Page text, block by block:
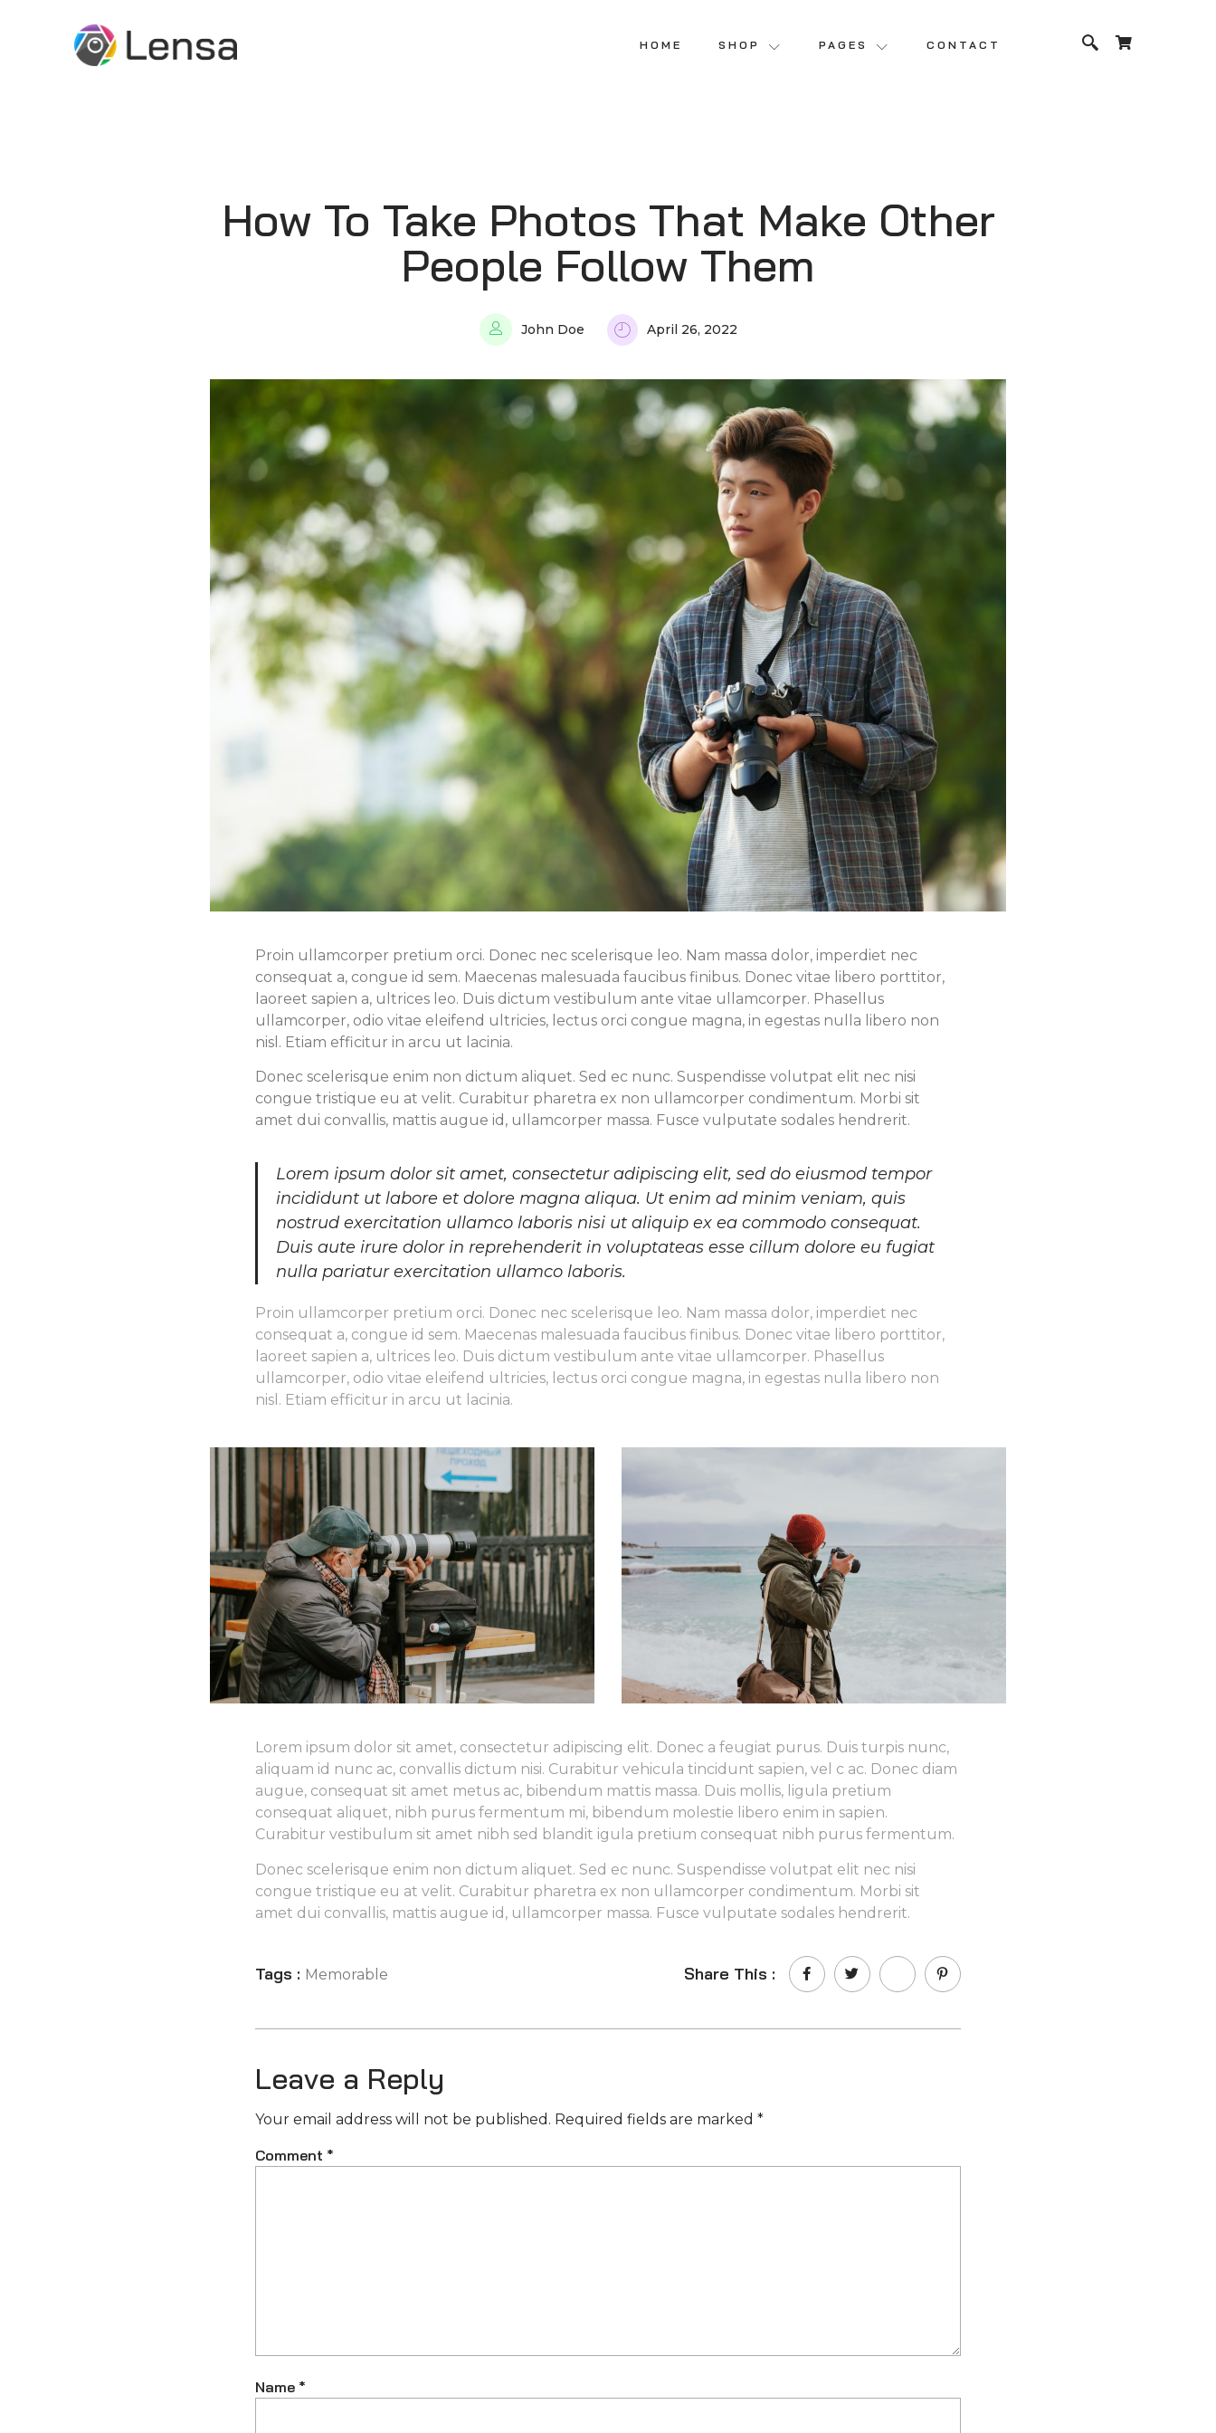
HOME SHOP PAGES CONTACT
How To Take Photos That Make Other
People Follow Them
John Doe April 26, 2022
Proin ullamcorper pretium orci. Donec nec scelerisque leo. Nam massa dolor, imperdiet nec
consequat a, congue id sem. Maecenas malesuada faucibus finibus. Donec vitae libero porttitor,
laoreet sapien a, ultrices leo. Duis dictum vestibulum ante vitae ullamcorper. Phasellus
ullamcorper, odio vitae eleifend ultricies, lectus orci congue magna, in egestas nulla libero non
nisl. Etiam efficitur in arcu ut lacinia.
Donec scelerisque enim non dictum aliquet. Sed ec nunc. Suspendisse volutpat elit nec nisi
congue tristique eu at velit. Curabitur pharetra ex non ullamcorper condimentum. Morbi sit
amet dui convallis, mattis augue id, ullamcorper massa. Fusce vulputate sodales hendrerit.
Lorem ipsum dolor sit amet, consectetur adipiscing elit, sed do eiusmod tempor
incididunt ut labore et dolore magna aliqua. Ut enim ad minim veniam, quis
nostrud exercitation ullamco laboris nisi ut aliquip ex ea commodo consequat.
Duis aute irure dolor in reprehenderit in voluptateas esse cillum dolore eu fugiat
nulla pariatur exercitation ullamco laboris.
Proin ullamcorper pretium orci. Donec nec scelerisque leo. Nam massa dolor, imperdiet nec
consequat a, congue id sem. Maecenas malesuada faucibus finibus. Donec vitae libero porttitor,
laoreet sapien a, ultrices leo. Duis dictum vestibulum ante vitae ullamcorper. Phasellus
ullamcorper, odio vitae eleifend ultricies, lectus orci congue magna, in egestas nulla libero non
nisl. Etiam efficitur in arcu ut lacinia.
Lorem ipsum dolor sit amet, consectetur adipiscing elit. Donec a feugiat purus. Duis turpis nunc,
aliquam id nunc ac, convallis dictum nisi. Curabitur vehicula tincidunt sapien, vel c ac. Donec diam
augue, consequat sit amet metus ac, bibendum mattis massa. Duis mollis, ligula pretium
consequat aliquet, nibh purus fermentum mi, bibendum molestie libero enim in sapien.
Curabitur vestibulum sit amet nibh sed blandit igula pretium consequat nibh purus fermentum.
Donec scelerisque enim non dictum aliquet. Sed ec nunc. Suspendisse volutpat elit nec nisi
congue tristique eu at velit. Curabitur pharetra ex non ullamcorper condimentum. Morbi sit
amet dui convallis, mattis augue id, ullamcorper massa. Fusce vulputate sodales hendrerit.
Tags : Memorable Share This :
Leave a Reply
Your email address will not be published. Required fields are marked *
Comment *
Name *